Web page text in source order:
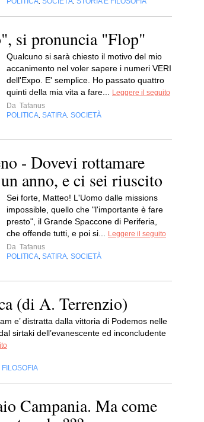
si pronuncia "Flop"
Qualcuno si sarà chiesto il motivo del mio
accanimento nel voler sapere i numeri VERI
dell'Expo. E' semplice. Ho passato quattro
quinti della mia vita a fare...
Leggere il seguito
Da Tafanus
POLITICA SATIRA SOCIETÀ
- Dovevi rottamare
anno, e ci sei riuscito
Sei forte, Matteo! L'Uomo dalle missions
impossible, quello che "l'importante è fare
presto", il Grande Spaccone di Periferia,
che offende tutti, e poi si...
Leggere il seguito
Da Tafanus
POLITICA SATIRA SOCIETÀ
(di A. Terrenzio)
e’ distratta dalla vittoria di Podemos nelle
sirtaki dell’evanescente ed inconcludente
FILOSOFIA
Campania. Ma come